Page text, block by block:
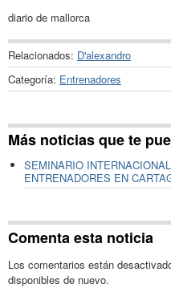
diario de mallorca
Relacionados: D'alexandro
Categoría: Entrenadores
Más noticias que te
SEMINARIO
ENTRENADORES EN
Comenta esta noticia
Los comentarios están
disponibles de nuevo.